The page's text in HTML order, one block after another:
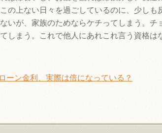
の上ない日々を過ごしているのに、少しも
いが、家族のためならケチってしまう。チ
しまう。これで他人にあれこれ言う資格は
ーン金利、実際は倍になっている？